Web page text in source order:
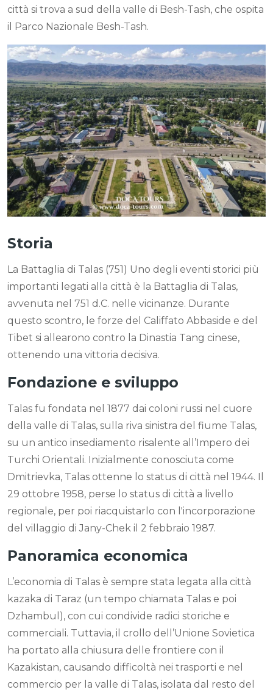
città si trova a sud della valle di Besh-Tash, che ospita
il Parco Nazionale Besh-Tash.
Storia
La Battaglia di Talas (751) Uno degli eventi storici più
importanti legati alla città è la Battaglia di Talas,
avvenuta nel 751 d.C. nelle vicinanze. Durante
questo scontro, le forze del Califfato Abbaside e del
Tibet si allearono contro la Dinastia Tang cinese,
ottenendo una vittoria decisiva.
Fondazione e sviluppo
Talas fu fondata nel 1877 dai coloni russi nel cuore
della valle di Talas, sulla riva sinistra del fiume Talas,
su un antico insediamento risalente all’Impero dei
Turchi Orientali. Inizialmente conosciuta come
Dmitrievka, Talas ottenne lo status di città nel 1944. Il
29 ottobre 1958, perse lo status di città a livello
regionale, per poi riacquistarlo con l'incorporazione
del villaggio di Jany-Chek il 2 febbraio 1987.
Panoramica economica
L’economia di Talas è sempre stata legata alla città
kazaka di Taraz (un tempo chiamata Talas e poi
Dzhambul), con cui condivide radici storiche e
commerciali. Tuttavia, il crollo dell’Unione Sovietica
ha portato alla chiusura delle frontiere con il
Kazakistan, causando difficoltà nei trasporti e nel
commercio per la valle di Talas, isolata dal resto del